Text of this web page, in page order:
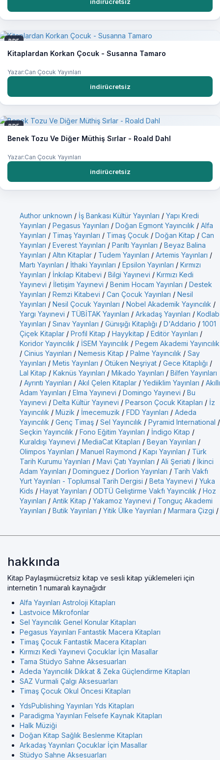
PDF
Kitaplardan Korkan Çocuk - Susanna Tamaro
Yazar:Can Çocuk Yayınları
indirücretsiz
PDF
Benek Tozu Ve Diğer Müthiş Sırlar - Roald Dahl
Yazar:Can Çocuk Yayınları
indirücretsiz
Author unknown / İş Bankası Kültür Yayınları / Yapı Kredi
Yayınları / Pegasus Yayınları / Doğan Egmont Yayıncılık / Alfa
Yayınları / Timaş Yayınları / Timaş Çocuk / Doğan Kitap / Can
Yayınları / Everest Yayınları / Parıltı Yayınları / Beyaz Balina
Yayınları / Altın Kitaplar / Tudem Yayınları / Artemis Yayınları /
Martı Yayınları / İthaki Yayınları / Epsilon Yayınları / Kırmızı
Yayınları / İnkılap Kitabevi / Bilgi Yayınevi / Kırmızı Kedi
Yayınevi / İletişim Yayınevi / Benim Hocam Yayınları / Destek
Yayınları / Remzi Kitabevi / Can Çocuk Yayınları / Nesil
Yayınları / Nesil Çocuk Yayınları / Nobel Akademik Yayıncılık /
Yargı Yayınevi / TÜBİTAK Yayınları / Arkadaş Yayınları / Kodlab
Yayınları / Sınav Yayınları / Günışığı Kitaplığı / D'Addario / 1001
Çiçek Kitaplar / Profil Kitap / Hayykitap / Editör Yayınları /
Koridor Yayıncılık / İSEM Yayıncılık / Pegem Akademi Yayıncılık
/ Cinius Yayınları / Nemesis Kitap / Palme Yayıncılık / Say
Yayınları / Metis Yayınları / Ötüken Neşriyat / Gece Kitaplığı /
Lal Kitap / Kaknüs Yayınları / Mikado Yayınları / Bilfen Yayınları
/ Ayrıntı Yayınları / Akıl Çelen Kitaplar / Yediiklim Yayınları / Akıllı
Adam Yayınları / Elma Yayınevi / Domingo Yayınevi / Bu
Yayınevi / Delta Kültür Yayınevi / Pearson Çocuk Kitapları / İz
Yayıncılık / Müzik / İmecemuzik / FDD Yayınları / Adeda
Yayıncılık / Genç Timaş / Sel Yayıncılık / Pyramid International /
Seçkin Yayıncılık / Fono Eğitim Yayınları / İndigo Kitap /
Kuraldışı Yayınevi / MediaCat Kitapları / Beyan Yayınları /
Olimpos Yayınları / Manuel Raymond / Kapı Yayınları / Türk
Tarih Kurumu Yayınları / Mavi Çatı Yayınları / Ali Şeriati / İkinci
Adam Yayınları / Dominguez / Dorlion Yayınları / Tarih Vakfı
Yurt Yayınları - Toplumsal Tarih Dergisi / Beta Yayınevi / Yuka
Kids / Hayat Yayınları / ODTÜ Geliştirme Vakfı Yayıncılık / Hoz
Yayınları / Antik Kitap / Yakamoz Yayınevi / Tonguç Akademi
Yayınları / Butik Yayınları / Yitik Ülke Yayınları / Marmara Çizgi /
hakkında
Kitap Paylaşımıücretsiz kitap ve sesli kitap yüklemeleri için
internetin 1 numaralı kaynağıdır
Alfa Yayınları Astroloji Kitapları
Lastvoice Mikrofonlar
Sel Yayıncılık Genel Konular Kitapları
Pegasus Yayınları Fantastik Macera Kitapları
Timaş Çocuk Fantastik Macera Kitapları
Kırmızı Kedi Yayınevi Çocuklar İçin Masallar
Tama Stüdyo Sahne Aksesuarları
Adeda Yayıncılık Dikkat & Zeka Güçlendirme Kitapları
SAZ Vurmali Çalgı Aksesuarları
Timaş Çocuk Okul Öncesi Kitapları
YdsPublishing Yayınları Yds Kitapları
Paradigma Yayınları Felsefe Kaynak Kitapları
Halk Müziği
Doğan Kitap Sağlık Beslenme Kitapları
Arkadaş Yayınları Çocuklar İçin Masallar
Stüdyo Sahne Aksesuarları